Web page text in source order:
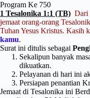
Program Ke 750
1 Tesalonika 1:1 (TB) Dari
jemaat orang-orang
Tuhan Yesus Kristus. Kasih
kamu.
Surat ini ditulis sebagai
Sekalipun banyak
dikuatkan.
Pelayanan di hari ini
Persiapan penantian
Jemaat di Tesalonika ini